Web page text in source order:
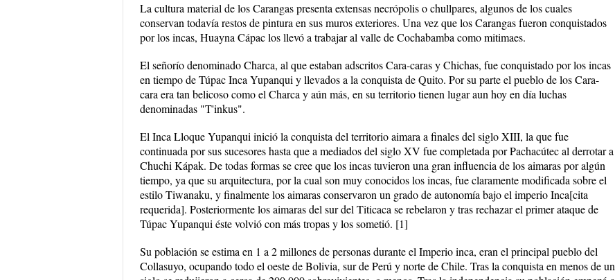
La cultura material de los Carangas presenta extensas necrópolis o chullpares, algunos de los cuales
conservan todavía restos de pintura en sus muros exteriores. Una vez que los Carangas fueron conquistados
por los incas, Huayna Cápac los llevó a trabajar al valle de Cochabamba como mitimaes.
El señorío denominado Charca, al que estaban adscritos Cara-caras y Chichas, fue conquistado por los incas
en tiempo de Túpac Inca Yupanqui y llevados a la conquista de Quito. Por su parte el pueblo de los Cara-
cara era tan belicoso como el Charca y aún más, en su territorio tienen lugar aun hoy en día luchas
denominadas "T'inkus".
El Inca Lloque Yupanqui inició la conquista del territorio aimara a finales del siglo XIII, la que fue
continuada por sus sucesores hasta que a mediados del siglo XV fue completada por Pachacútec al derrotar a
Chuchi Kápak. De todas formas se cree que los incas tuvieron una gran influencia de los aimaras por algún
tiempo, ya que su arquitectura, por la cual son muy conocidos los incas, fue claramente modificada sobre el
estilo Tiwanaku, y finalmente los aimaras conservaron un grado de autonomía bajo el imperio Inca[cita
requerida]. Posteriormente los aimaras del sur del Titicaca se rebelaron y tras rechazar el primer ataque de
Túpac Yupanqui éste volvió con más tropas y los sometió. [1]
Su población se estima en 1 a 2 millones de personas durante el Imperio inca, eran el principal pueblo del
Collasuyo, ocupando todo el oeste de Bolivia, sur de Perú y norte de Chile. Tras la conquista en menos de un